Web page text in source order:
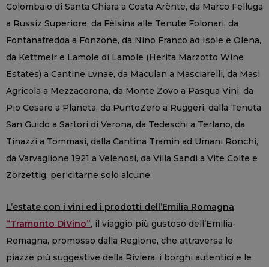
Colombaio di Santa Chiara a Costa Arènte, da Marco Felluga
a Russiz Superiore, da Fèlsina alle Tenute Folonari, da
Fontanafredda a Fonzone, da Nino Franco ad Isole e Olena,
da Kettmeir e Lamole di Lamole (Herita Marzotto Wine
Estates) a Cantine Lvnae, da Maculan a Masciarelli, da Masi
Agricola a Mezzacorona, da Monte Zovo a Pasqua Vini, da
Pio Cesare a Planeta, da PuntoZero a Ruggeri, dalla Tenuta
San Guido a Sartori di Verona, da Tedeschi a Terlano, da
Tinazzi a Tommasi, dalla Cantina Tramin ad Umani Ronchi,
da Varvaglione 1921 a Velenosi, da Villa Sandi a Vite Colte e
Zorzettig, per citarne solo alcune.
L’estate con i vini ed i prodotti dell’Emilia Romagna
“Tramonto DiVino”, il viaggio più gustoso dell’Emilia-
Romagna, promosso dalla Regione, che attraversa le
piazze più suggestive della Riviera, i borghi autentici e le